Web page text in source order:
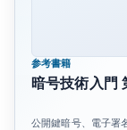
参考書籍
暗号技術入門
公開鍵暗号、電子署